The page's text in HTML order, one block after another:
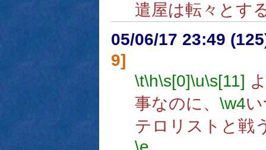
遣屋は転々とす
05/06/17 23:49
9]
\t\h\s[0]\u\s[11]
事なのに、 \w4
テロリストと戦